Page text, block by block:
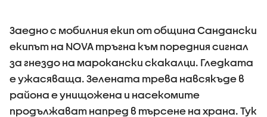
Заедно с мобилния екип от община Сандански
екипът на NOVA тръгна към поредния сигнал
за гнездо на марокански скакалци. Гледката
е ужасяваща. Зелената трева навсякъде в
района е унищожена и насекомите
продължават напред в търсене на храна. Тук